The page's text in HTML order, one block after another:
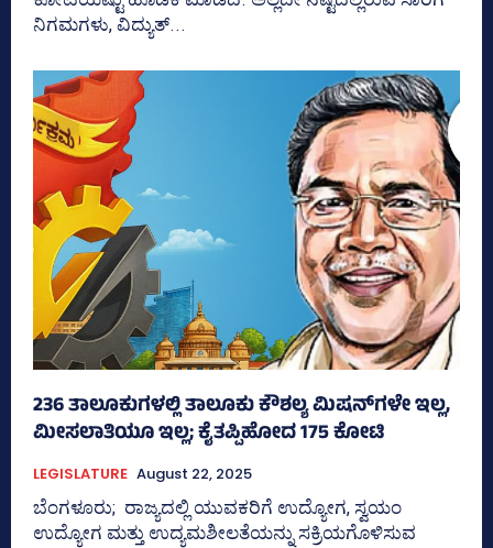
ನಿಗಮಗಳು, ವಿದ್ಯುತ್‌...
236 ತಾಲೂಕುಗಳಲ್ಲಿ ತಾಲೂಕು ಕೌಶಲ್ಯ ಮಿಷನ್‌ಗಳೇ ಇಲ್ಲ,
ಮೀಸಲಾತಿಯೂ ಇಲ್ಲ; ಕೈತಪ್ಪಿಹೋದ 175 ಕೋಟಿ
LEGISLATURE August 22, 2025
ಬೆಂಗಳೂರು; ರಾಜ್ಯದಲ್ಲಿ ಯುವಕರಿಗೆ ಉದ್ಯೋಗ, ಸ್ವಯಂ
ಉದ್ಯೋಗ ಮತ್ತು ಉದ್ಯಮಶೀಲತೆಯನ್ನು ಸಕ್ರಿಯಗೊಳಿಸುವ